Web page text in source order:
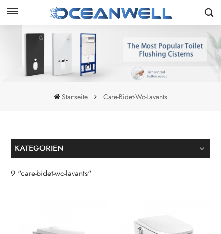
Startseite Care-Bidet-Wc-Lavants
KATEGORIEN
9 "care-bidet-wc-lavants"